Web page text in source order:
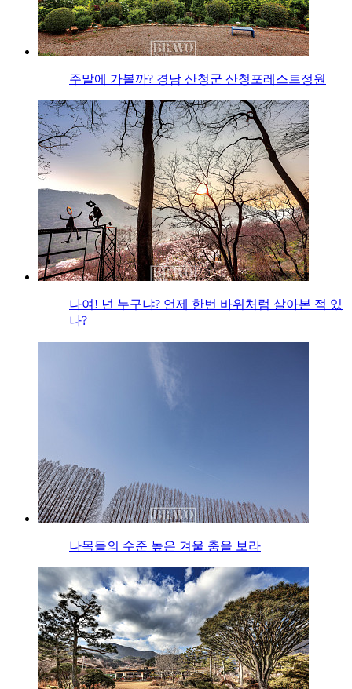
주말에 가볼까? 경남 산청군 산청포레스트정원
나여! 넌 누구냐? 언제 한번 바위처럼 살아본 적 있
나?
나목들의 수준 높은 겨울 춤을 보라